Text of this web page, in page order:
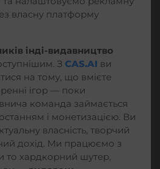
власну платформу
інді-видавництво
З CAS.AI ви
на тому, що вмієте
ігор — поки
команда займається
і монетизацією. Ви
власність, творчий
дохід. Ми працюємо з
то хардкорний шутер,